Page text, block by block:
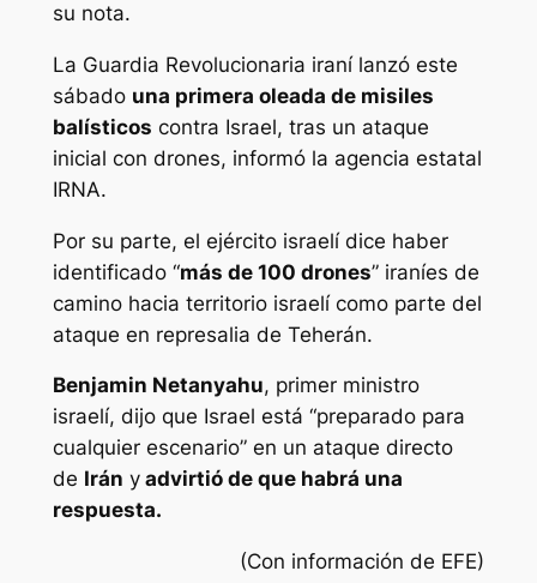
su nota.
La Guardia Revolucionaria iraní lanzó este
sábado una primera oleada de misiles
balísticos contra Israel, tras un ataque
inicial con drones, informó la agencia estatal
IRNA.
Por su parte, el ejército israelí dice haber
identificado “más de 100 drones” iraníes de
camino hacia territorio israelí como parte del
ataque en represalia de Teherán.
Benjamin Netanyahu, primer ministro
israelí, dijo que Israel está “preparado para
cualquier escenario” en un ataque directo
de Irán yadvirtió de que habrá una
respuesta.
(Con información de EFE)